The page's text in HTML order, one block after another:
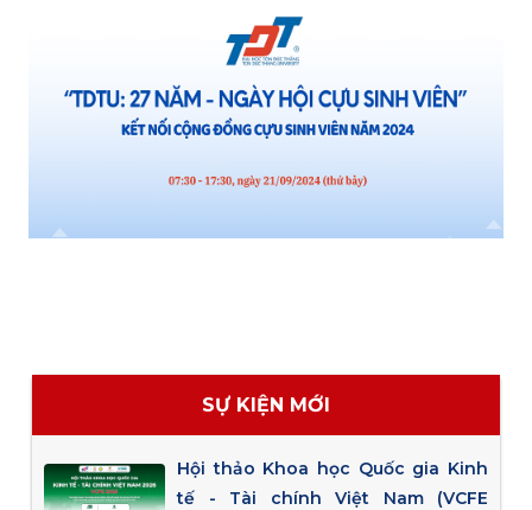
SỰ KIỆN MỚI
Hội thảo Khoa học Quốc gia Kinh
tế - Tài chính Việt Nam (VCFE